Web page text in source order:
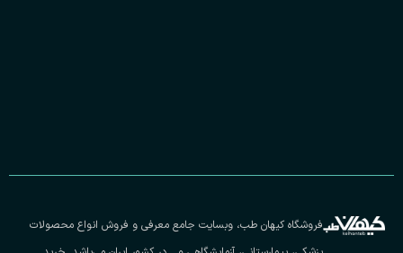
فروشگاه کیهان طب، وبسایت جامع معرفی و فروش انواع محصولات